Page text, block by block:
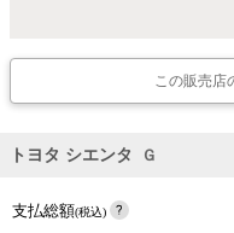
この販売店
トヨタ シエンタ Ｇ
支払総額(税込)